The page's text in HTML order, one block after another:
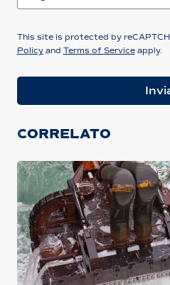
This site is protected by
Policyand Terms of Serviceapply.
CORRELATO